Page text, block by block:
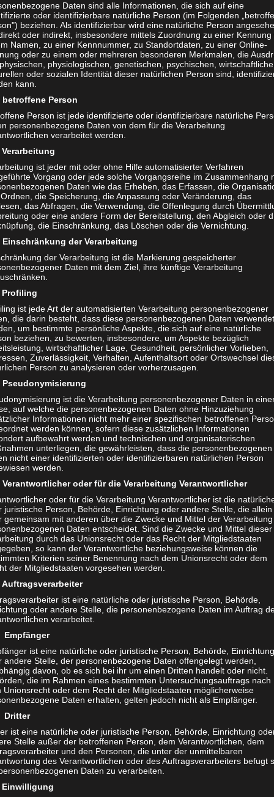
AMG GT Black Series ist u.a. erkennbar an den integrierten
vorderen Radläufen.
Foto Thomas Krauleidis
für die Rennstecke mit einer Zukunft als
AMG spricht ohnehin bereits für sich. Dieser ganz
speziell entwickelten Michelin Semislicks vermutlich
ausfahren. Wie John Heer bereits vor dem
vor der Legendenhalle an der Motorworld
angekündigt hat, verschwindet das Prachtexemplar
Der Beitrag auf Facebook wurde stand heute
und wurde 6 Mal geteilt.
Kommentaren sind die Verfasser sichtlich
Supersportwagen in eine Sammlergarage kommt. Die
jedoch zu dem tollen neuen Auto. Bei einem
der AMG GT Black Series von nur einem Jahr,
jedoch durchaus Sinn machen. Das Herz sagt fahr ihn
bis ans Limit, der Verstand sagt behüte diesen
Heer das Fahrzeug jemals auf der Straße
fährt bleibt abzuwarten.
die Enthüllung des AMG GT Black Series im Mercedes
ist ein besonderer Event. Die Bilder davon können
Profil von John Heer bestaunt werden. In dem der
geschmeidig das Tuch von dem Supersportwagen
des kraftvollen Boliden bereits erahnen lässt.
Autokunst bekannt. Was hier SPONTAN unser Auge
eine andere Welt. Ein Supersportwagen par
Daten sind alle Informationen, die sich auf eine
oder identifizierbare natürliche Person (im Folgenden
beziehen. Als identifizierbar wird eine natürliche Person
oder indirekt, insbesondere mittels Zuordnung zu einer Kennung
Namen, zu einer Kennnummer, zu Standortdaten, zu einer Online-
oder zu einem oder mehreren besonderen Merkmalen, die
physiologischen, genetischen, psychischen,
oder sozialen Identität dieser natürlichen Person sind,
kann.
Person
Person ist jede identifizierte oder identifizierbare natürliche
personenbezogene Daten von dem für die Verarbeitung
verarbeitet werden.
ist jeder mit oder ohne Hilfe automatisierter Verfahren
Vorgang oder jede solche Vorgangsreihe im Zusammenhang
Daten wie das Erheben, das Erfassen, die
die Speicherung, die Anpassung oder Veränderung, das
das Abfragen, die Verwendung, die Offenlegung durch
oder eine andere Form der Bereitstellung, den Abgleich oder
die Einschränkung, das Löschen oder die Vernichtung.
der Verarbeitung
der Verarbeitung ist die Markierung gespeicherter
Daten mit dem Ziel, ihre künftige Verarbeitung
ist jede Art der automatisierten Verarbeitung personenbezogener
die darin besteht, dass diese personenbezogenen Daten verwendet
um bestimmte persönliche Aspekte, die sich auf eine natürliche
beziehen, zu bewerten, insbesondere, um Aspekte bezüglich
wirtschaftlicher Lage, Gesundheit, persönlicher Vorlieben,
Zuverlässigkeit, Verhalten, Aufenthaltsort oder Ortswechsel
Person zu analysieren oder vorherzusagen.
ist die Verarbeitung personenbezogener Daten in
auf welche die personenbezogenen Daten ohne Hinzuziehung
Informationen nicht mehr einer spezifischen betroffenen
werden können, sofern diese zusätzlichen Informationen
aufbewahrt werden und technischen und organisatorischen
unterliegen, die gewährleisten, dass die personenbezogenen
nicht einer identifizierten oder identifizierbaren natürlichen Person
werden.
oder für die Verarbeitung Verantwortlicher
oder für die Verarbeitung Verantwortlicher ist die
juristische Person, Behörde, Einrichtung oder andere Stelle, die allein
gemeinsam mit anderen über die Zwecke und Mittel der Verarbeitung
Daten entscheidet. Sind die Zwecke und Mittel dieser
durch das Unionsrecht oder das Recht der Mitgliedstaaten
so kann der Verantwortliche beziehungsweise können die
Kriterien seiner Benennung nach dem Unionsrecht oder dem
der Mitgliedstaaten vorgesehen werden.
ist eine natürliche oder juristische Person, Behörde,
oder andere Stelle, die personenbezogene Daten im Auftrag
verarbeitet.
ist eine natürliche oder juristische Person, Behörde, Einrichtung
andere Stelle, der personenbezogene Daten offengelegt werden,
davon, ob es sich bei ihr um einen Dritten handelt oder nicht.
die im Rahmen eines bestimmten Untersuchungsauftrags nach
Unionsrecht oder dem Recht der Mitgliedstaaten möglicherweise
Daten erhalten, gelten jedoch nicht als Empfänger.
ist eine natürliche oder juristische Person, Behörde, Einrichtung
Stelle außer der betroffenen Person, dem Verantwortlichen, dem
und den Personen, die unter der unmittelbaren
des Verantwortlichen oder des Auftragsverarbeiters befugt
Daten zu verarbeiten.